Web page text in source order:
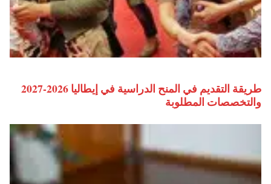
طريقة التقديم في المنح الدراسية في إيطاليا 2026-2027
والتخصصات المطلوبة